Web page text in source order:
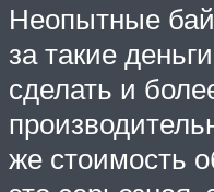
Неопытные
за такие
сделать и
же стоимость